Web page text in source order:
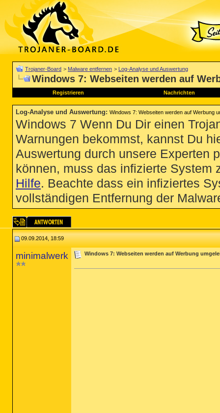
Trojaner-Board > Malware entfernen > Log-Analyse und Auswertung
Windows 7: Webseiten werden auf
Registrieren Nachrichten
Log-Analyse und Auswertung: Windows 7: Webseiten werden auf Werbung
Windows 7 Wenn Du Dir einen
Warnungen bekommst, kannst Du
Auswertung durch unsere Experten
können, muss das infizierte System
Hilfe. Beachte dass ein infiziertes
vollständigen Entfernung der
09.09.2014, 18:59
minimalwerk Windows 7: Webseiten werden auf Werbung